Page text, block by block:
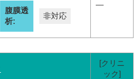
腹膜透
析:
非対応
―
[クリニ
ック]